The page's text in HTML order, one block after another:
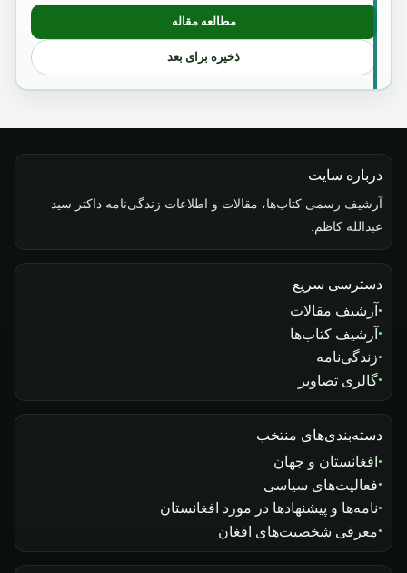
مطالعه مقاله: چگونگی انکشاف معارف عصری در کشور
ذخیره برای بعد
درباره سایت
آرشیف رسمی کتاب‌ها، مقالات و اطلاعات زندگی‌نامه داکتر سید
عبدالله کاظم.
دسترسی سریع
آرشیف مقالات
آرشیف کتاب‌ها
زندگی‌نامه
گالری تصاویر
دسته‌بندی‌های منتخب
افغانستان و جهان
فعالیت‌های سیاسی
نامه‌ها و پیشنهادها در مورد افغانستان
معرفی شخصیت‌های افغان